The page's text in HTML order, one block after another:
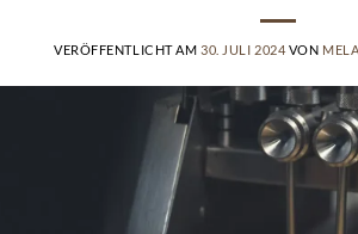
VERÖFFENTLICHT AM30. JULI 2024 VON